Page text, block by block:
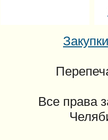
Все права